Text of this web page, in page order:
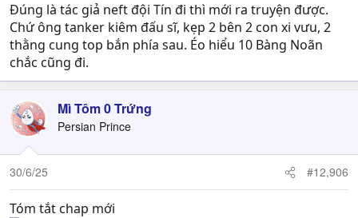
Đúng là tác giả neft đội Tín đi thì mới ra truyện được.
Chứ ông tanker kiêm đấu sĩ, kẹp 2 bên 2 con xi vưu, 2
thằng cung top bắn phía sau. Éo hiểu 10 Bàng Noãn
chắc cũng đi.
Mì Tôm 0 Trứng
Persian Prince
30/6/25 #12,906
Tóm tắt chap mới